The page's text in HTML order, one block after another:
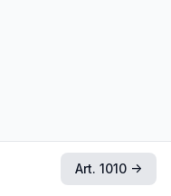
Art. 1010 →